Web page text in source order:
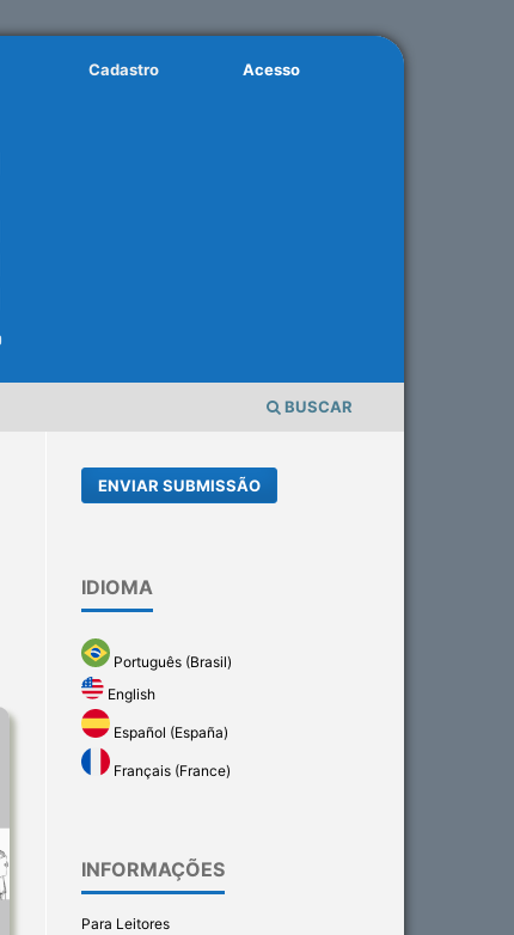
BUSCAR
Cadastro Acesso
ENVIAR SUBMISSÃO
IDIOMA
Português (Brasil)
English
Español (España)
Français (France)
INFORMAÇÕES
Para Leitores